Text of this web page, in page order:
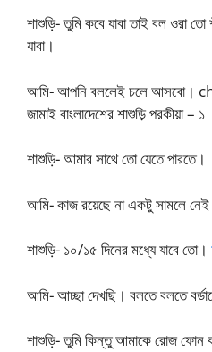
শাশুড়ি- তুমি কবে যাবা তাই বল ওরা তো
যাবা।
আমি- আপনি বললেই চলে আসবো।
জামাই বাংলাদেশের শাশুড়ি পরকীয়া – ১
শাশুড়ি- আমার সাথে তো যেতে পারতে।
আমি- কাজ রয়েছে না একটু সামলে নেই
শাশুড়ি- ১০/১৫ দিনের মধ্যে যাবে তো।
আমি- আচ্ছা দেখছি। বলতে বলতে
শাশুড়ি- তুমি কিন্তু আমাকে রোজ ফোন